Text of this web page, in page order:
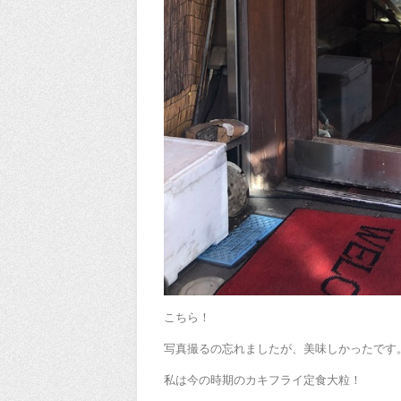
こちら！
写真撮るの忘れましたが、美味しかったです
私は今の時期のカキフライ定食大粒！